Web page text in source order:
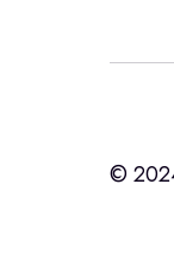
с
©